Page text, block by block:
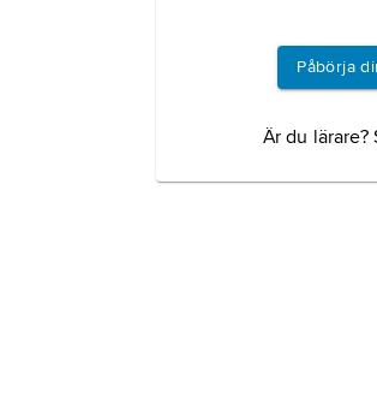
Påbörja
Är du